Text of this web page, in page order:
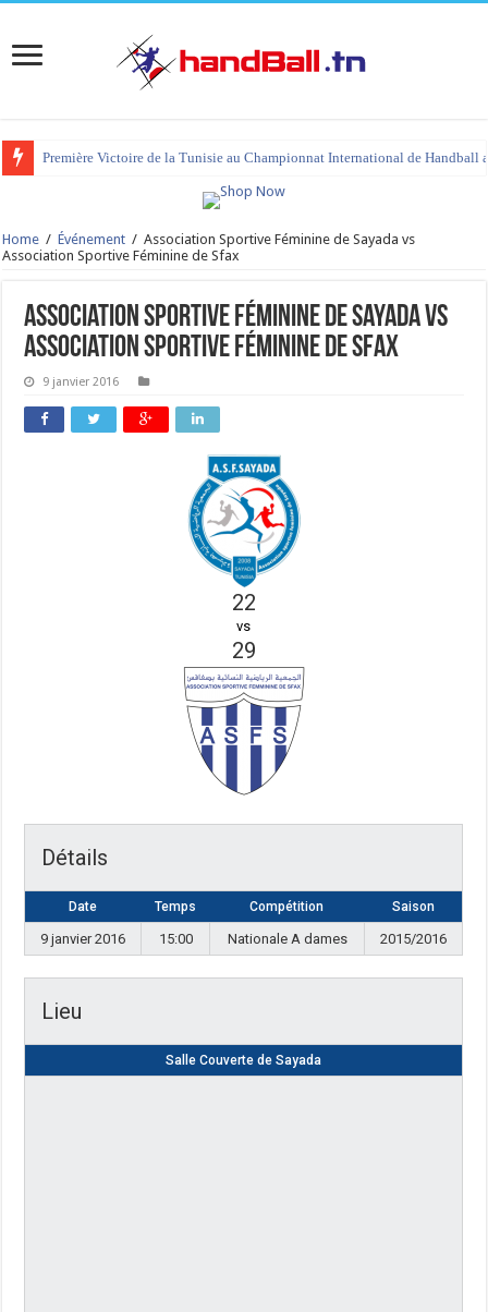
Première Victoire de la Tunisie au Championnat International de Handball
Home / Événement / Association Sportive Féminine de Sayada vs
Association Sportive Féminine de Sfax
Association Sportive Féminine de Sayada vs
Association Sportive Féminine de Sfax
9 janvier 2016
22
vs
29
Détails
Date Temps Compétition Saison
9 janvier 2016 15:00 Nationale A dames 2015/2016
Lieu
Salle Couverte de Sayada